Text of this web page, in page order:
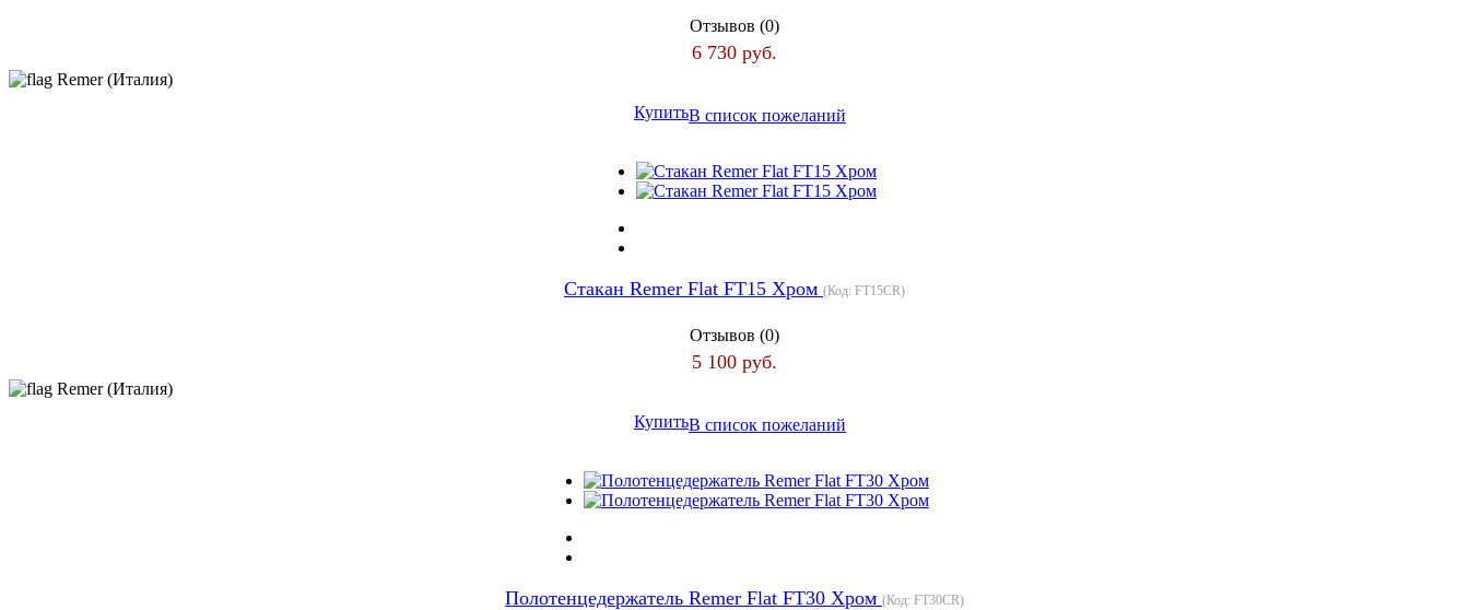
Отзывов (0)
6 730 руб.
Remer (Италия)
КупитьВ список пожеланий
Стакан Remer Flat FT15 Хром (Код: FT15CR)
Отзывов (0)
5 100 руб.
Remer (Италия)
КупитьВ список пожеланий
Полотенцедержатель Remer Flat FT30 Хром (Код: FT30CR)